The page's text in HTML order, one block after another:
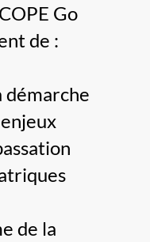
Go
de :
démarche
de la